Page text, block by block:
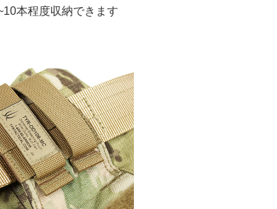
本程度収納できます